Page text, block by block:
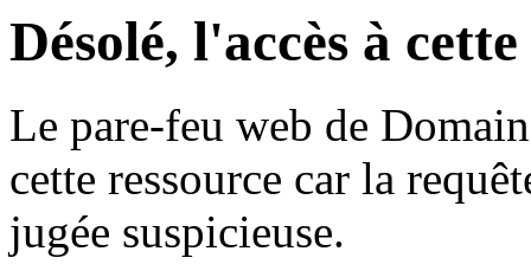
Désolé, l'accès à
Le pare-feu web de
cette ressource car la
jugée suspicieuse.